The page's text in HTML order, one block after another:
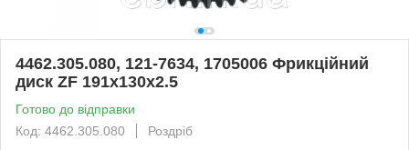
4462.305.080, 121-7634, 1705006 Фрикційний
диск ZF 191x130x2.5
Готово до відправки
Код: 4462.305.080
Роздріб